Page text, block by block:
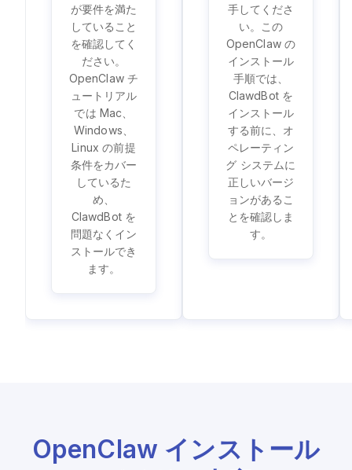
が要件を満た
していること
を確認してく
ださい。
OpenClaw チ
ュートリアル
では Mac、
Windows、
Linux の前提
条件をカバー
しているた
め、
ClawdBot を
問題なくイン
ストールでき
ます。
手してくださ
い。この
OpenClaw の
インストール
手順では、
ClawdBot を
インストール
する前に、オ
ペレーティン
グ システムに
正しいバージ
ョンがあるこ
とを確認しま
す。
OpenClaw インストール